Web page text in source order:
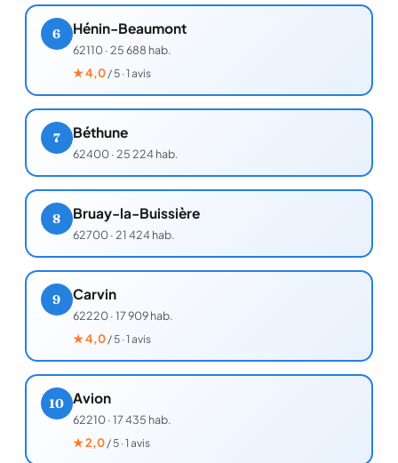
6 Hénin-Beaumont
62110·25 688 hab.
★4,0/ 5 · 1 avis
7 Béthune
62400·25 224 hab.
8 Bruay-la-Buissière
62700·21 424 hab.
9 Carvin
62220·17 909 hab.
★4,0/ 5 · 1 avis
10 Avion
62210·17 435 hab.
★2,0/ 5 · 1 avis